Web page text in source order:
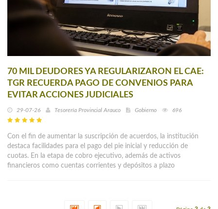
70 MIL DEUDORES YA REGULARIZARON EL CAE:
TGR RECUERDA PAGO DE CONVENIOS PARA
EVITAR ACCIONES JUDICIALES
29-07-26 Tesorería Provincial Arauco Gobierno 696
Con el fin de aumentar la suscripción de acuerdos, la institución
destaca facilidades para el pago del pie inicial y reducción de
cuotas. En la etapa de cobro ejecutivo, además de activos
financieros como cuentas corrientes y depósitos a plazo